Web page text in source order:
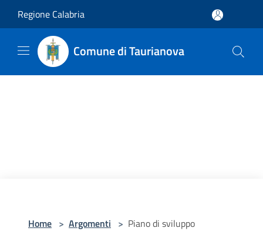
Regione Calabria
Comune di Taurianova
Home > Argomenti > Piano di sviluppo